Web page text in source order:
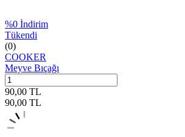
%0 İndirim
Tükendi
(0)
COOKER
Meyve Bıçağı
90,00 TL
90,00 TL